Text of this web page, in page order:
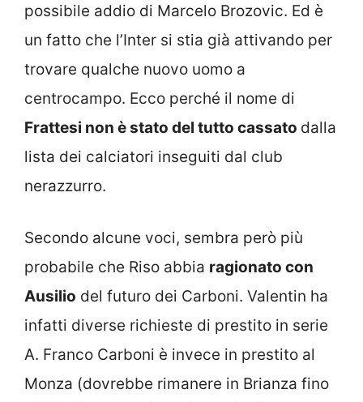
possibile addio di Marcelo Brozovic. Ed è
un fatto che l’Inter si stia già attivando per
trovare qualche nuovo uomo a
centrocampo. Ecco perché il nome di
Frattesi non è stato del tutto cassato dalla
lista dei calciatori inseguiti dal club
nerazzurro.
Secondo alcune voci, sembra però più
probabile che Riso abbia ragionato con
Ausilio del futuro dei Carboni. Valentin ha
infatti diverse richieste di prestito in serie
A. Franco Carboni è invece in prestito al
Monza (dovrebbe rimanere in Brianza fino